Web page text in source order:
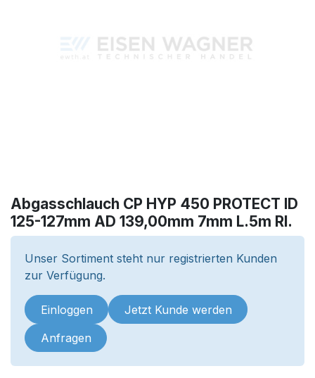
Abgasschlauch CP HYP 450 PROTECT ID
125-127mm AD 139,00mm 7mm L.5m Rl.
Unser Sortiment steht nur registrierten Kunden
zur Verfügung.
Einloggen Jetzt Kunde werden
Anfragen